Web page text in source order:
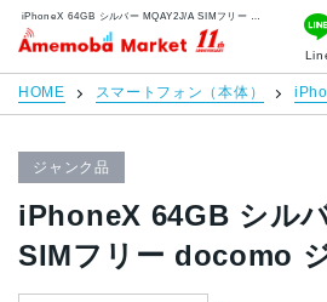
アメモバマーケット
HOME スマートフォン（本体）
ジャンク品
iPhoneX 64GB シル
SIMフリー docomo